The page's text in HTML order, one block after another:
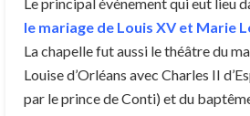
le mariage de Louis XV et Marie
La chapelle fut aussi le théâtre du
Louise d’Orléans avec Charles II
par le prince de Conti) et du